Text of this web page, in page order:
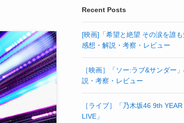
Recent Posts
[映画]「希望と絶望 その涙を誰
感想・解説・考察・レビュー
［映画］「ソー:ラブ&サンダー
説・考察・レビュー
［ライブ］「乃木坂46 9th
LIVE」